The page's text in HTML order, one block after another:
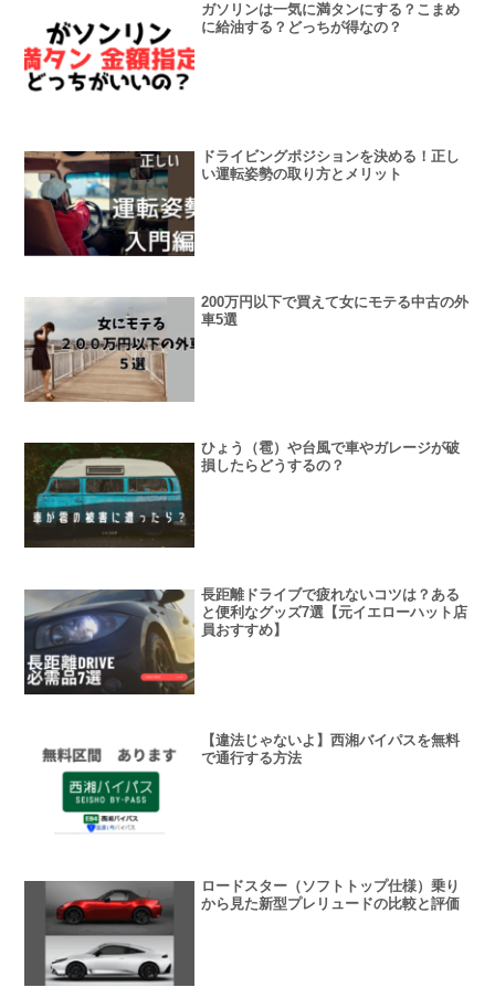
ガソリンは一気に満タンにする？こまめ
に給油する？どっちが得なの？
ドライビングポジションを決める！正し
い運転姿勢の取り方とメリット
200万円以下で買えて女にモテる中古の外
車5選
ひょう（雹）や台風で車やガレージが破
損したらどうするの？
長距離ドライブで疲れないコツは？ある
と便利なグッズ7選【元イエローハット店
員おすすめ】
【違法じゃないよ】西湘バイパスを無料
で通行する方法
ロードスター（ソフトトップ仕様）乗り
から見た新型プレリュードの比較と評価